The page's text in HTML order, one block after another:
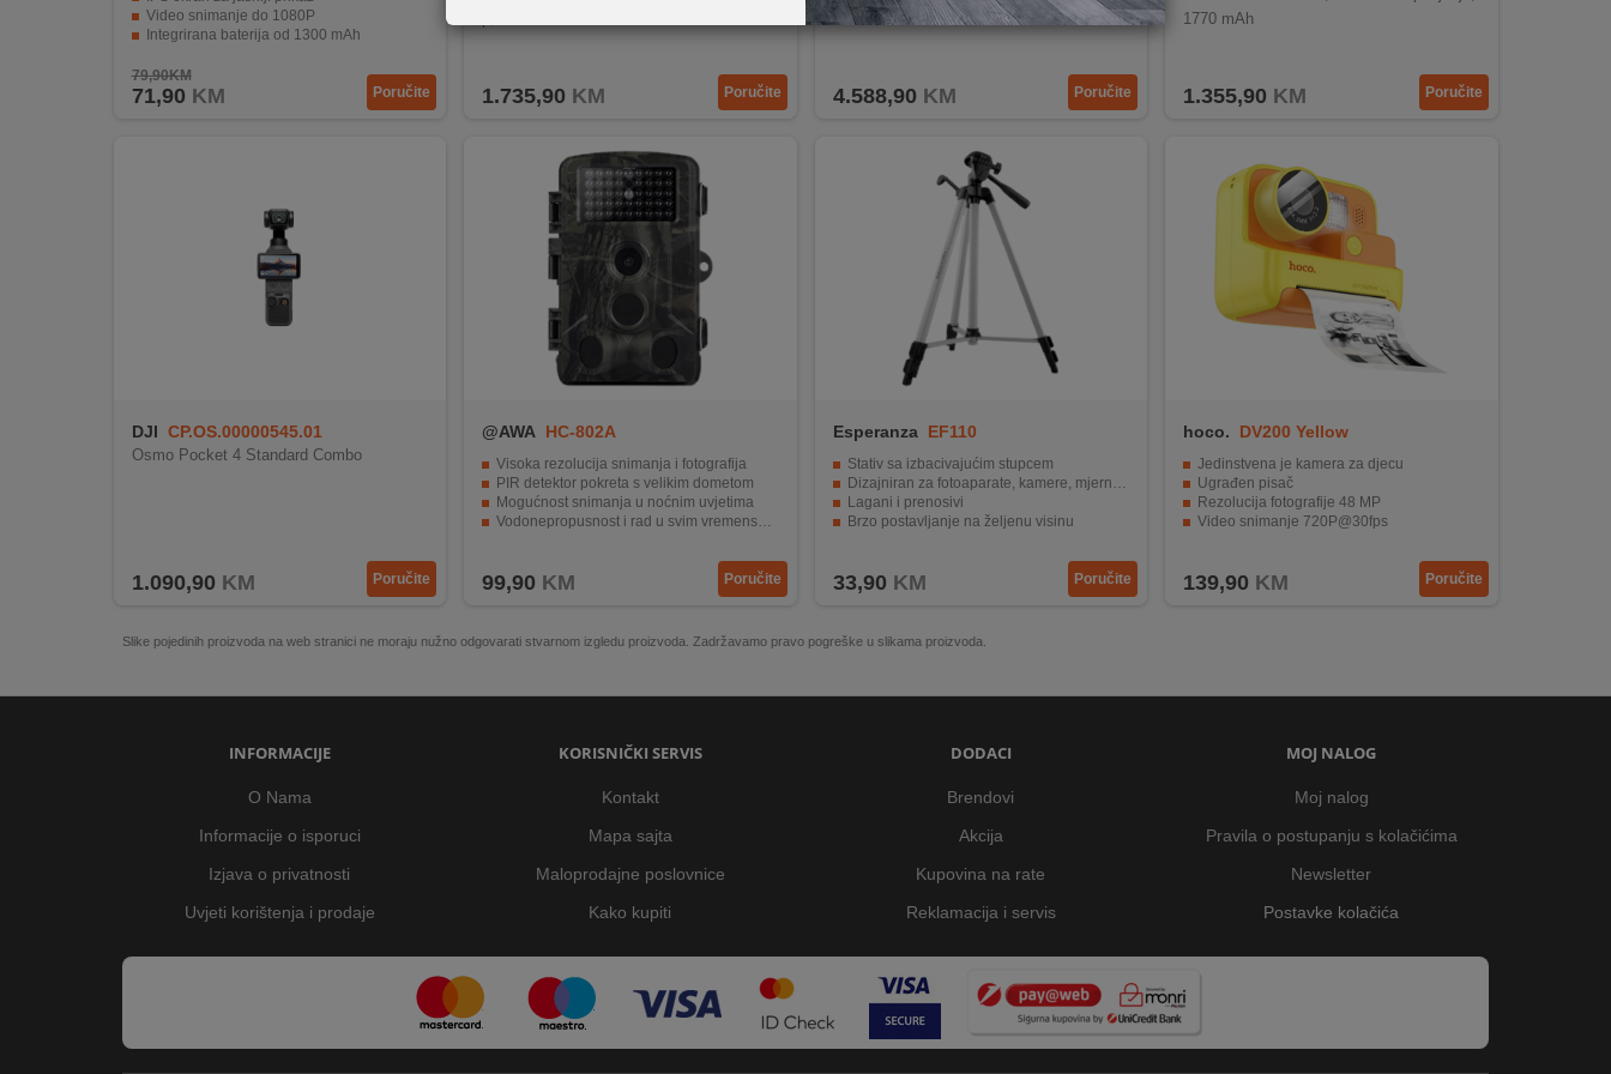
REKLAMACIJA Video snimanje do 1080P
Integrirana baterija od 1300 mAh
79,90KM
71,90 KM Poručite 1.735,90 KM Poručite 4.588,90 KM Poručite
1770 mAh
1.355,90 KM Poručite
DJI CP.OS.00000545.01
Osmo Pocket 4 Standard Combo
1.090,90 KM Poručite
@AWA HC-802A
Visoka rezolucija snimanja i fotografija
PIR detektor pokreta s velikim dometom
Mogućnost snimanja u noćnim uvjetima
Vodonepropusnost i rad u svim vremenskim uvjetima
99,90 KM Poručite
Esperanza EF110
Stativ sa izbacivajućim stupcem
Dizajniran za fotoaparate, kamere, mjerne uređaje
Lagani i prenosivi
Brzo postavljanje na željenu visinu
33,90 KM Poručite
hoco. DV200 Yellow
Jedinstvena je kamera za djecu
Ugrađen pisač
Rezolucija fotografije 48 MP
Video snimanje 720P@30fps
139,90 KM Poručite
Slike pojedinih proizvoda na web stranici ne moraju nužno odgovarati stvarnom izgledu proizvoda. Zadržavamo pravo pogreške u slikama proizvoda.
INFORMACIJE
O Nama
Informacije o isporuci
Izjava o privatnosti
Uvjeti korištenja i prodaje
KORISNIČKI SERVIS
Kontakt
Mapa sajta
Maloprodajne poslovnice
Kako kupiti
DODACI
Brendovi
Akcija
Kupovina na rate
Reklamacija i servis
MOJ NALOG
Moj nalog
Pravila o postupanju s kolačićima
Newsletter
Postavke kolačića